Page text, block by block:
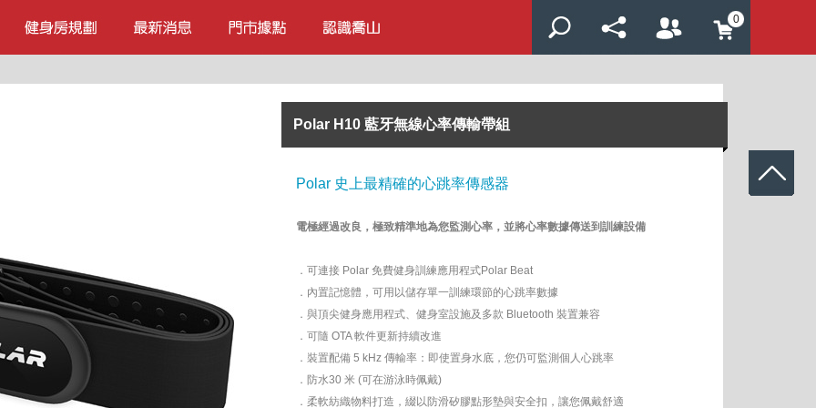
0
Polar H10 藍牙無線心率傳輸帶組
Polar 史上最精確的心跳率傳感器
電極經過改良，極致精準地為您監測心率，並將心率數據傳送到訓練設備
．可連接 Polar 免費健身訓練應用程式Polar Beat
．內置記憶體，可用以儲存單一訓練環節的心跳率數據
．與頂尖健身應用程式、健身室設施及多款 Bluetooth 裝置兼容
．可隨 OTA 軟件更新持續改進
．裝置配備 5 kHz 傳輸率：即使置身水底，您仍可監測個人心跳率
．防水30 米 (可在游泳時佩戴)
．柔軟紡織物料打造，綴以防滑矽膠點形墊與安全扣，讓您佩戴舒適